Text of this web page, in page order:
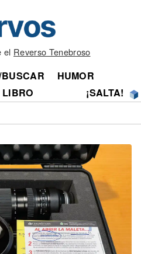
el Reverso Tenebroso
HUMOR
LIBRO ¡SALTA!